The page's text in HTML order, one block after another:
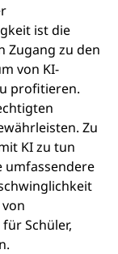
ist die
Zugang zu den
von KI-
profitieren.
Zu
KI zu tun
umfassendere
Schüler,